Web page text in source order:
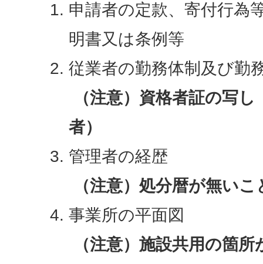
申請者の定款、寄付行為
明書又は条例等
従業者の勤務体制及び勤
（注意）資格者証の写
者）
管理者の経歴
（注意）処分暦が無いこ
事業所の平面図
（注意）施設共用の箇